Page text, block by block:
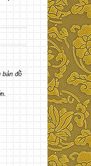
bản đồ